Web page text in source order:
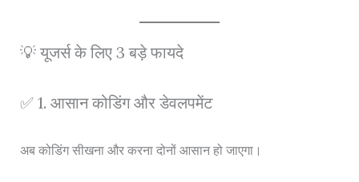
💡 यूजर्स के लिए 3 बड़े फायदे
✅ 1. आसान कोडिंग और डेवलपमेंट
अब कोडिंग सीखना और करना दोनों आसान हो जाएगा।